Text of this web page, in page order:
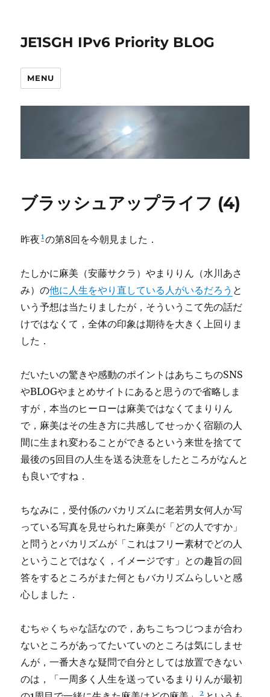
JE1SGH IPv6 Priority BLOG
MENU
ブラッシュアップライフ (4)
昨夜 1の第8回を今朝見ました．
たしかに麻美（安藤サクラ）やまりりん（水川あさ
み）の他に人生をやり直している人がいるだろう と
いう予想は当たりましたが，そういうこて先の話だ
けではなくて，全体の印象は期待を大きく上回りま
した．
だいたいの驚きや感動のポイントはあちこちのSNS
やBLOGやまとめサイトにあると思うので省略しま
すが，本当のヒーローは麻美ではなくてまりりん
で，麻美はその生き方に共感してせっかく宿願の人
間に生まれ変わることができるという来世を捨てて
最後の5回目の人生を送る決意をしたところがなんと
も良いですね．
ちなみに，受付係のバカリズムに老若男女何人か写
っている写真を見せられた麻美が「どの人ですか」
と問うとバカリズムが「これはフリー素材でどの人
ということではなく，イメージです」との趣旨の回
答をするところがまた何ともバカリズムらしいと感
心しました．
むちゃくちゃな話なので，あちこちつじつまが合わ
ないところがあってたいていのところは気にしませ
んが，一番大きな疑問で自分としては放置できない
のは，「一周多く人生を送っているまりりんが最初
2